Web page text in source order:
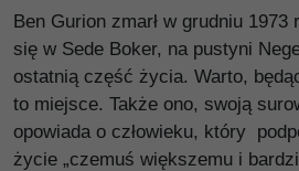
Ben Gurion zmarł w grudniu 1973
się w Sede Boker, na pustyni
ostatnią część życia. Warto,
to miejsce. Także ono, swoją
opowiada o człowieku, który
życie „czemuś większemu i